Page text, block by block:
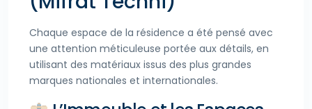
Chaque espace de la résidence a été pensé avec
une attention méticuleuse portée aux détails, en
utilisant des matériaux issus des plus grandes
marques nationales et internationales.